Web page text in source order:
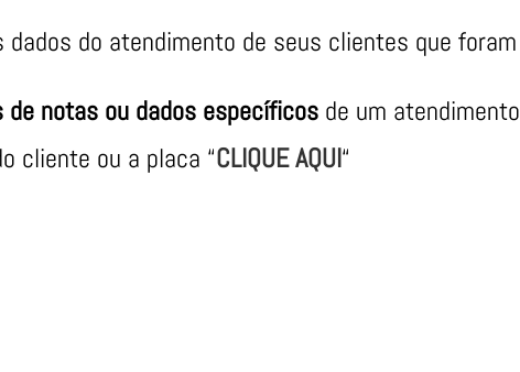
do atendimento de seus clientes que foram
de notas ou dados específicos de um
cliente ou a placa “CLIQUE AQUI“